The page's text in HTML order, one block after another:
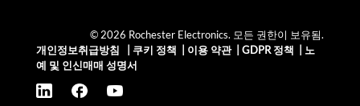
© 2026 Rochester Electronics. 모든 권한이 보유됨.
개인정보취급방침
쿠키 정책 이용 약관| GDPR 정책
노
예 및 인신매매 성명서